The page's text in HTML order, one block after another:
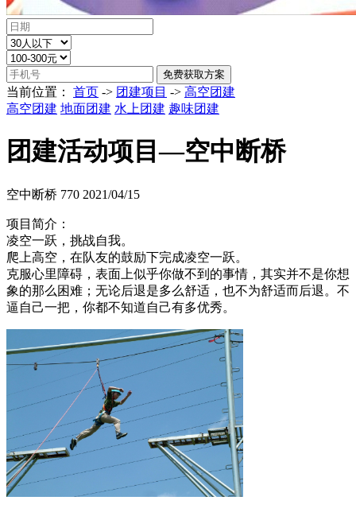
当前位置： 首页 -> 团建项目 -> 高空团建
高空团建 地面团建 水上团建 趣味团建
团建活动项目—空中断桥
空中断桥 770 2021/04/15
项目简介：
凌空一跃，挑战自我。
爬上高空，在队友的鼓励下完成凌空一跃。
克服心里障碍，表面上似乎你做不到的事情，其实并不是你想
象的那么困难；无论后退是多么舒适，也不为舒适而后退。不
逼自己一把，你都不知道自己有多优秀。